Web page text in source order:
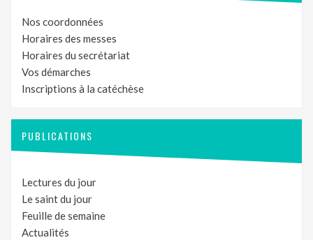
Nos coordonnées
Horaires des messes
Horaires du secrétariat
Vos démarches
Inscriptions à la catéchèse
PUBLICATIONS
Lectures du jour
Le saint du jour
Feuille de semaine
Actualités